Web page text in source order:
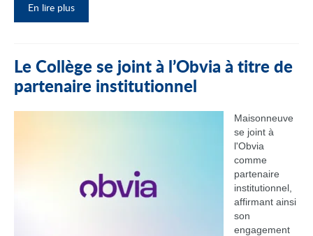
En lire plus
Le Collège se joint à l’Obvia à titre de
partenaire institutionnel
Maisonneuve
se joint à
l'Obvia
comme
partenaire
institutionnel,
affirmant ainsi
son
engagement